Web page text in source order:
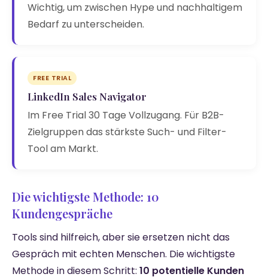
Wichtig, um zwischen Hype und nachhaltigem
Bedarf zu unterscheiden.
FREE TRIAL
LinkedIn Sales Navigator
Im Free Trial 30 Tage Vollzugang. Für B2B-
Zielgruppen das stärkste Such- und Filter-
Tool am Markt.
Die wichtigste Methode: 10
Kundengespräche
Tools sind hilfreich, aber sie ersetzen nicht das
Gespräch mit echten Menschen. Die wichtigste
Methode in diesem Schritt: 10 potentielle Kunden